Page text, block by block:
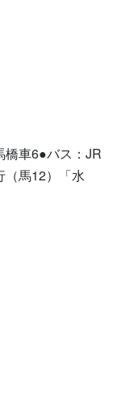
橋車6●バス：JR
（馬12）「水